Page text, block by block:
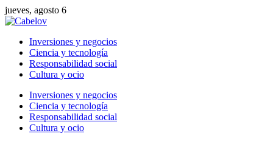
jueves, agosto 6
Inversiones y negocios
Ciencia y tecnología
Responsabilidad social
Cultura y ocio
Inversiones y negocios
Ciencia y tecnología
Responsabilidad social
Cultura y ocio